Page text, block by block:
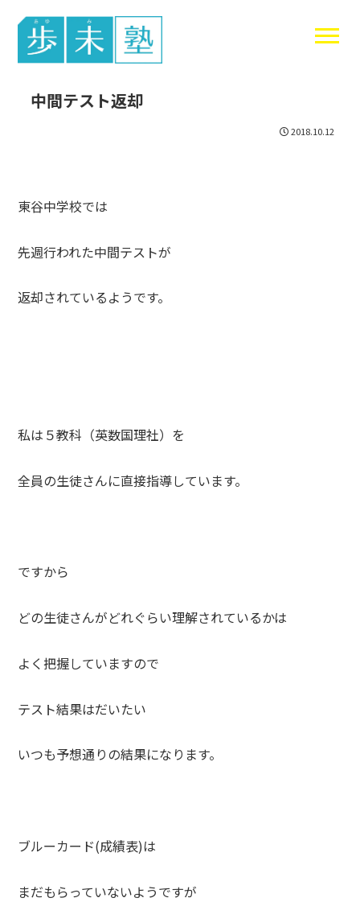
東谷中生の
中間テスト返却
2018.10.12
東谷中学校では
先週行われた中間テストが
返却されているようです。
私は５教科（英数国理社）を
全員の生徒さんに直接指導しています。
ですから
どの生徒さんがどれぐらい理解されているかは
よく把握していますので
テスト結果はだいたい
いつも予想通りの結果になります。
ブルーカード(成績表)は
まだもらっていないようですが